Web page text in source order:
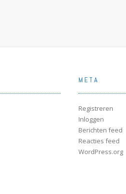
META
Registreren
Inloggen
Berichten feed
Reacties feed
WordPress.org